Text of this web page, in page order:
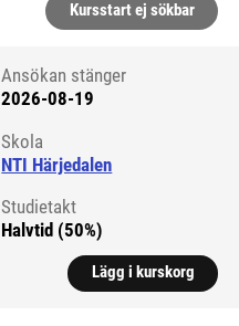
Kursstart ej sökbar
Ansökan stänger
2026-08-19
Skola
NTI Härjedalen
Studietakt
Halvtid (50%)
Lägg i kurskorg